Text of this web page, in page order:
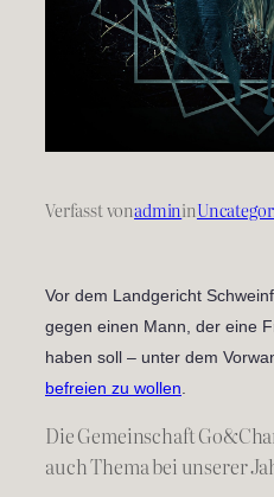
Verfasst vonadminin
Vor dem Landgericht
gegen einen Mann, der eine
haben soll – unter dem
befreien zu wollen
Die Gemeinschaft
auch Thema bei unserer